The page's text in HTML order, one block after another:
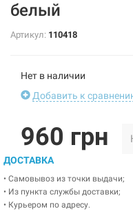
белый
Артикул: 110418
Нет в наличии
Добавить к
960 грн
ДОСТАВКА
• Самовывоз из точки выдачи;
• Из пункта службы доставки;
• Курьером по адресу.